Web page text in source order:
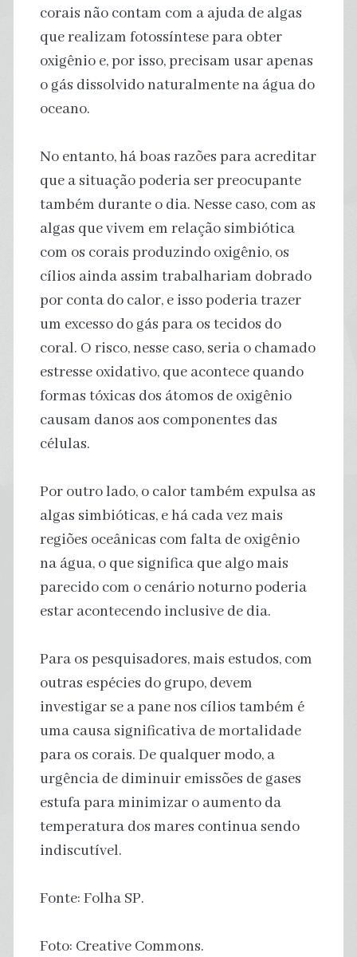
corais não contam com a ajuda de algas
que realizam fotossíntese para obter
oxigênio e, por isso, precisam usar apenas
o gás dissolvido naturalmente na água do
oceano.
No entanto, há boas razões para acreditar
que a situação poderia ser preocupante
também durante o dia. Nesse caso, com as
algas que vivem em relação simbiótica
com os corais produzindo oxigênio, os
cílios ainda assim trabalhariam dobrado
por conta do calor, e isso poderia trazer
um excesso do gás para os tecidos do
coral. O risco, nesse caso, seria o chamado
estresse oxidativo, que acontece quando
formas tóxicas dos átomos de oxigênio
causam danos aos componentes das
células.
Por outro lado, o calor também expulsa as
algas simbióticas, e há cada vez mais
regiões oceânicas com falta de oxigênio
na água, o que significa que algo mais
parecido com o cenário noturno poderia
estar acontecendo inclusive de dia.
Para os pesquisadores, mais estudos, com
outras espécies do grupo, devem
investigar se a pane nos cílios também é
uma causa significativa de mortalidade
para os corais. De qualquer modo, a
urgência de diminuir emissões de gases
estufa para minimizar o aumento da
temperatura dos mares continua sendo
indiscutível.
Fonte: Folha SP.
Foto: Creative Commons.